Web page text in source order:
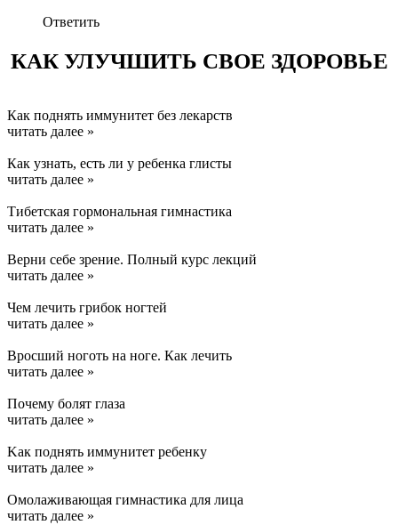
Ответить
КАК УЛУЧШИТЬ СВОЕ ЗДОРОВЬЕ
Как поднять иммунитет без лекарств
читать далее »
Как узнать, есть ли у ребенка глисты
читать далее »
Тибетская гормональная гимнастика
читать далее »
Верни себе зрение. Полный курс лекций
читать далее »
Чем лечить грибок ногтей
читать далее »
Вросший ноготь на ноге. Как лечить
читать далее »
Почему болят глаза
читать далее »
Kак поднять иммунитет ребенку
читать далее »
Омолаживающая гимнастика для лица
читать далее »